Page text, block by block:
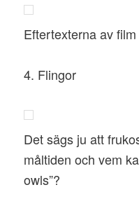
Eftertexterna av film
4. Flingor
Det sägs ju att
måltiden och vem
owls”?